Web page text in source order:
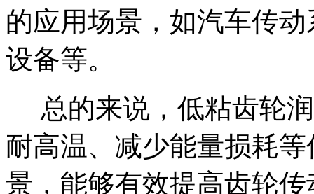
的应用场景，如汽车传
设备等。
总的来说，低粘齿轮
耐高温、减少能量损耗
景，能够有效提高齿轮